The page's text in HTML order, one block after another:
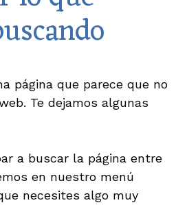
página que parece que no
Te dejamos algunas
a buscar la página entre
en nuestro menú
necesites algo muy